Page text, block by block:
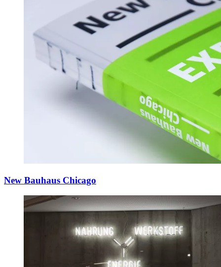
New Bauhaus Chicago